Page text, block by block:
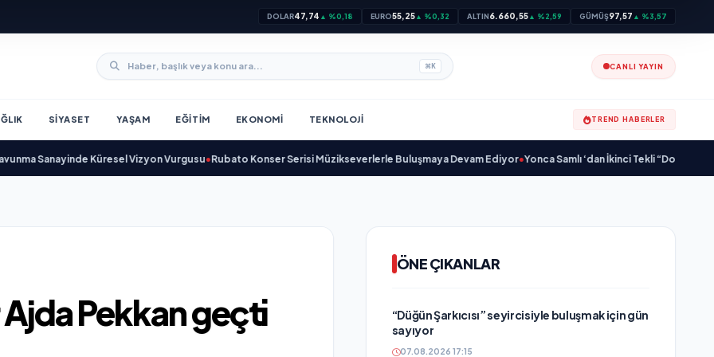
DOLAR47,74 ▲ %0,18 EURO55,25▲ %0,32 ALTIN6.660,55▲ %2,59 GÜMÜŞ97,57 ▲ %3,57
⌘K CANLI YAYIN
SIYASET YAŞAM EĞITIM EKONOMI TEKNOLOJI TREND HABERLER
Sanayinde Küresel Vizyon Vurgusu•Rubato Konser Serisi Müzikseverlerle Buluşmaya Devam Ediyor •Yonca Samlı ‘dan İkinci Tekli “Donacaksın
Pekkan geçti
ÖNE ÇIKANLAR
“Düğün Şarkıcısı” seyircisiyle buluşmak için gün
sayıyor
07.08.2026 17:15